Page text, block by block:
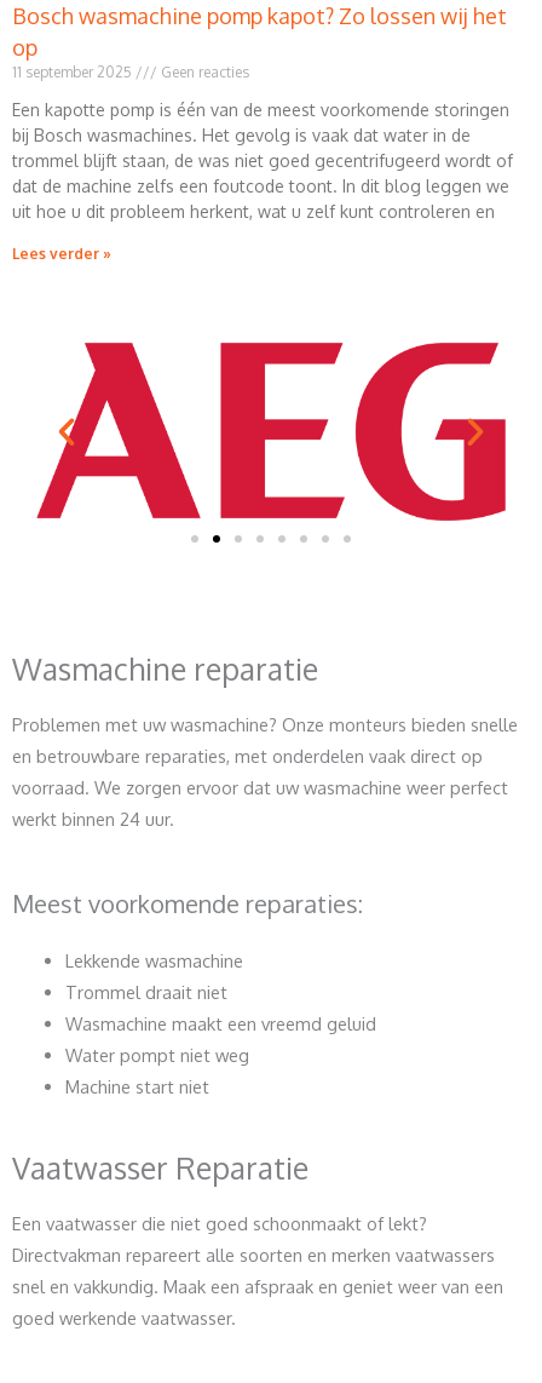
Bosch wasmachine pomp kapot? Zo lossen wij het
op
11 september 2025 Geen reacties
Een kapotte pomp is één van de meest voorkomende storingen
bij Bosch wasmachines. Het gevolg is vaak dat water in de
trommel blijft staan, de was niet goed gecentrifugeerd wordt of
dat de machine zelfs een foutcode toont. In dit blog leggen we
uit hoe u dit probleem herkent, wat u zelf kunt controleren en
Lees verder »
Wasmachine reparatie
Problemen met uw wasmachine? Onze monteurs bieden snelle
en betrouwbare reparaties, met onderdelen vaak direct op
voorraad. We zorgen ervoor dat uw wasmachine weer perfect
werkt binnen 24 uur.
Meest voorkomende reparaties:
Lekkende wasmachine
Trommel draait niet
Wasmachine maakt een vreemd geluid
Water pompt niet weg
Machine start niet
Vaatwasser Reparatie
Een vaatwasser die niet goed schoonmaakt of lekt?
Directvakman repareert alle soorten en merken vaatwassers
snel en vakkundig. Maak een afspraak en geniet weer van een
goed werkende vaatwasser.